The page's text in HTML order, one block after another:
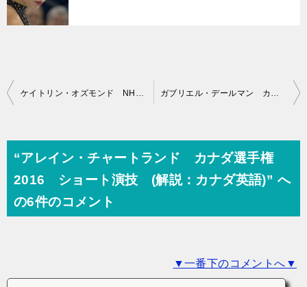
投
ビ
ゲ
ー
“アレイン・チャートランド カナダ選手権
2016 ショート演技 (解説：カナダ英語)” へ
の6件のコメント
▼一番下のコメントへ▼